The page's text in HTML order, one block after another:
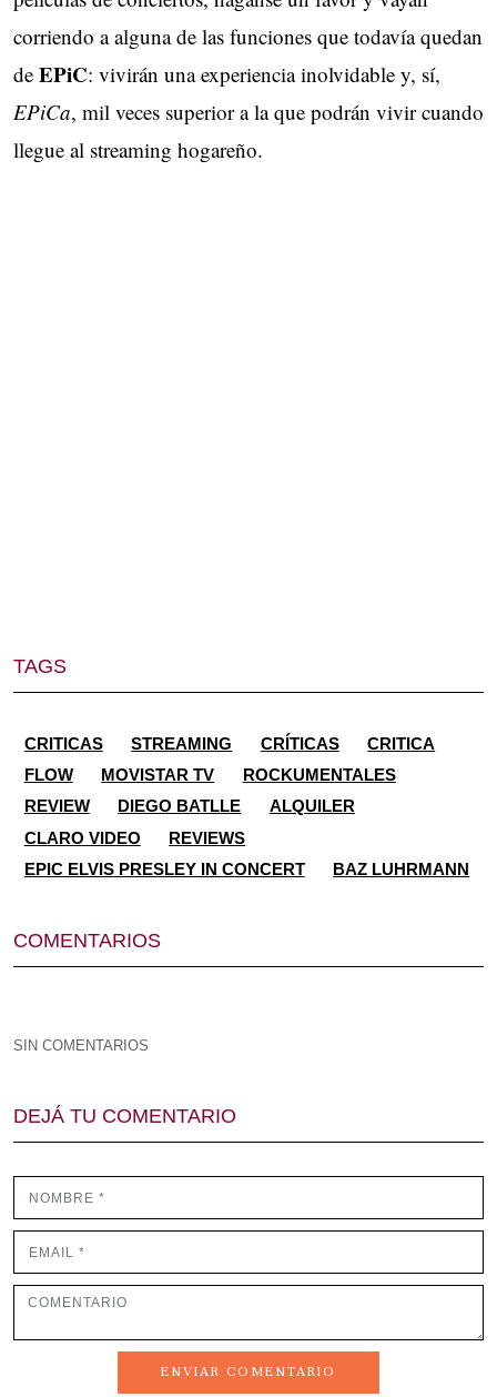
corriendo a alguna de las funciones que todavía quedan
de EPiC: vivirán una experiencia inolvidable y, sí,
EPiCa, mil veces superior a la que podrán vivir cuando
llegue al streaming hogareño.
TAGS
CRITICAS STREAMING CRÍTICAS
CRITICA
FLOW
MOVISTAR TV
ROCKUMENTALES
REVIEW
DIEGO BATLLE
ALQUILER
CLARO VIDEO
REVIEWS
EPIC ELVIS PRESLEY IN CONCERT
BAZ LUHRMANN
COMENTARIOS
SIN COMENTARIOS
DEJÁ TU COMENTARIO
ENVIAR COMENTARIO